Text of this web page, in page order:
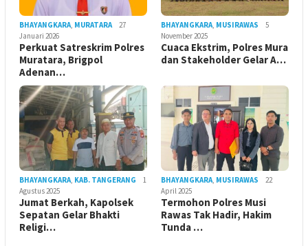
BHAYANGKARA, MURATARA
27
Januari 2026
Perkuat Satreskrim Polres
Muratara, Brigpol
Adenan…
BHAYANGKARA, MUSIRAWAS
5
November 2025
Cuaca Ekstrim, Polres Mura
dan Stakeholder Gelar A…
BHAYANGKARA, KAB. TANGERANG
1
Agustus 2025
Jumat Berkah, Kapolsek
Sepatan Gelar Bhakti
Religi…
BHAYANGKARA, MUSIRAWAS
22
April 2025
Termohon Polres Musi
Rawas Tak Hadir, Hakim
Tunda …